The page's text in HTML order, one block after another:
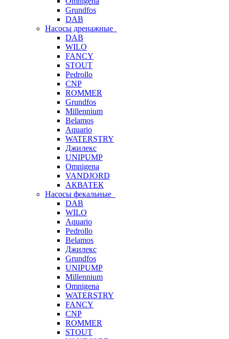
Grundfos
DAB
Насосы дренажные
DAB
WILO
FANCY
STOUT
Pedrollo
CNP
ROMMER
Grundfos
Millennium
Belamos
Aquario
WATERSTRY
Джилекс
UNIPUMP
Omnigena
VANDJORD
АКВАТЕК
Насосы фекальные
DAB
WILO
Aquario
Pedrollo
Belamos
Джилекс
Grundfos
UNIPUMP
Millennium
Omnigena
WATERSTRY
FANCY
CNP
ROMMER
STOUT